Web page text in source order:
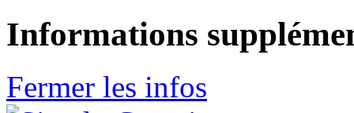
Informations
Fermer les infos